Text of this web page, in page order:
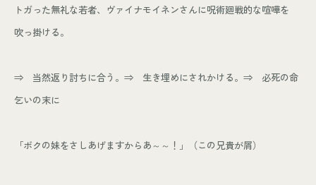
トガった無礼な若者、ヴァイナモイネンさんに呪術廻戦的な喧嘩を
吹っ掛ける。
⇒ 当然返り討ちに合う。⇒ 生き埋めにされかける。⇒ 必死の命
乞いの末に
「ボクの妹をさしあげますからあ～～！」（この兄貴が屑）